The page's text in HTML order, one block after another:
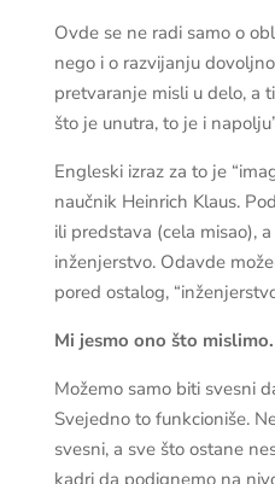
Ovde se ne radi samo o
nego i o razvijanju
pretvaranje misli u delo, a
što je unutra, to je i
Engleski izraz za to je
naučnik Heinrich Klaus.
ili predstava (cela misao),
inženjerstvo. Odavde
pored ostalog,
Mi jesmo ono što mislimo.
Možemo samo biti svesni
Svejedno to funkcioniše.
svesni, a sve što ostane
kadri da podignemo na